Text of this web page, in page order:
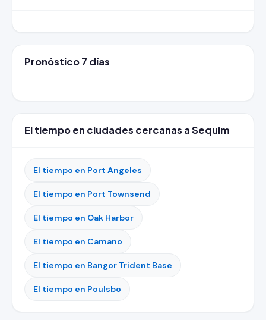
Pronóstico 7 días
El tiempo en ciudades cercanas a Sequim
El tiempo en Port Angeles
El tiempo en Port Townsend
El tiempo en Oak Harbor
El tiempo en Camano
El tiempo en Bangor Trident Base
El tiempo en Poulsbo